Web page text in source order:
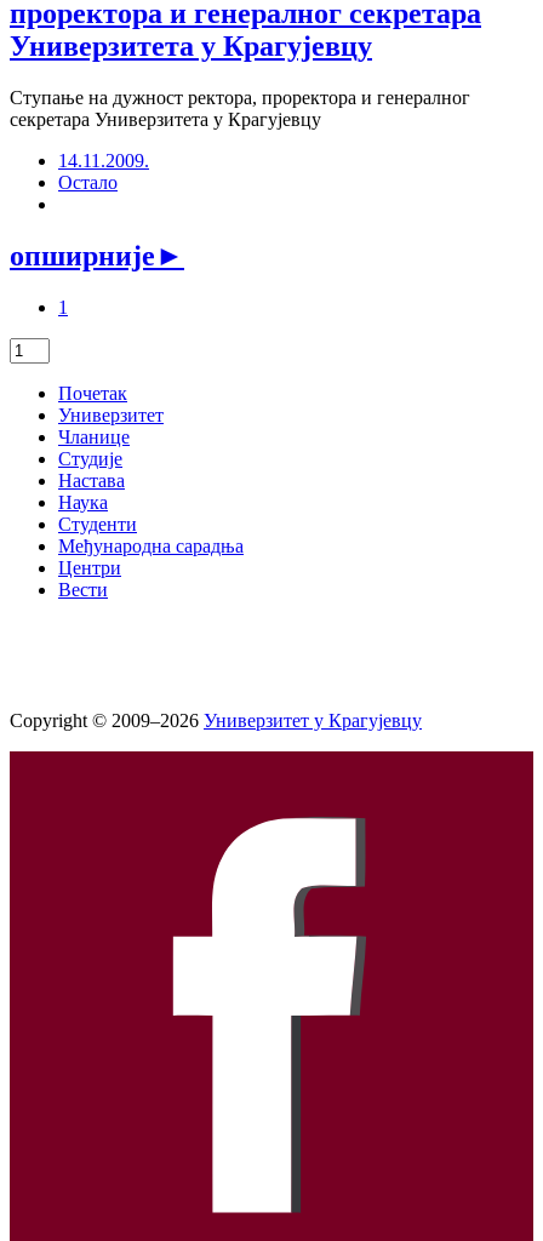
проректора и генералног секретара
Универзитета у Крагујевцу
Ступање на дужност ректора, проректора и генералног
секретара Универзитета у Крагујевцу
14.11.2009.
Остало
опширније►
1
Почетак
Универзитет
Чланице
Студије
Настава
Наука
Студенти
Међународна сарадња
Центри
Вести
Copyright © 2009–2026 Универзитет у Крагујевцу